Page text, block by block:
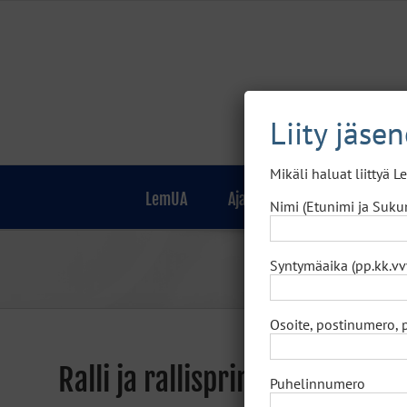
LemUA Ajankohtaista Jäsenille
Ralli ja rallisprint
Liity
Mikäli haluat liittyä
Nimi (Etunimi ja
Syntymäaika
Osoite, postinumero,
Puhelinnumero